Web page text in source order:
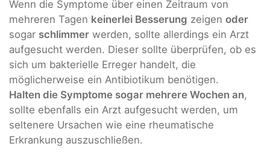
Wenn die Symptome über einen Zeitraum von
mehreren Tagen keinerlei Besserung zeigen oder
sogar schlimmer werden, sollte allerdings ein Arzt
aufgesucht werden. Dieser sollte überprüfen, ob es
sich um bakterielle Erreger handelt, die
möglicherweise ein Antibiotikum benötigen.
Halten die Symptome sogar mehrere Wochen an,
sollte ebenfalls ein Arzt aufgesucht werden, um
seltenere Ursachen wie eine rheumatische
Erkrankung auszuschließen.